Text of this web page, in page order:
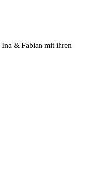
& Fabian mit ihren